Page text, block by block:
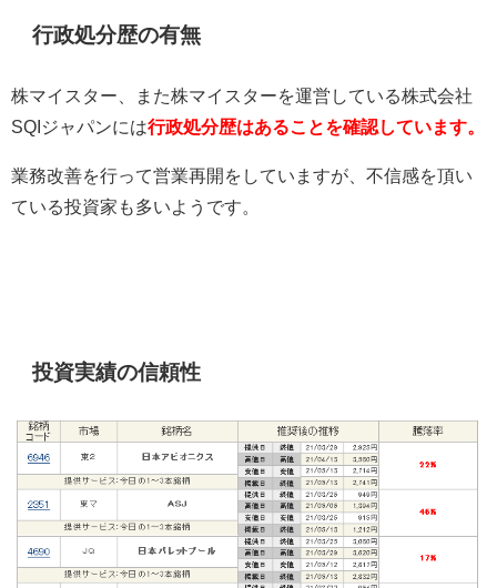
行政処分歴の有無
株マイスター、また株マイスターを運営している株式会社
SQIジャパンには行政処分歴はあることを確認しています。
業務改善を行って営業再開をしていますが、不信感を頂い
ている投資家も多いようです。
投資実績の信頼性